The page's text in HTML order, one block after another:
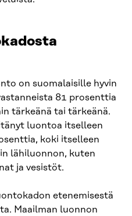
on suomalaisille hyvin
81 prosenttia
tärkeänä tai tärkeänä.
luontoa itselleen
koki itselleen
lähiluonnon, kuten
ja vesistöt.
etenemisestä
Maailman luonnon